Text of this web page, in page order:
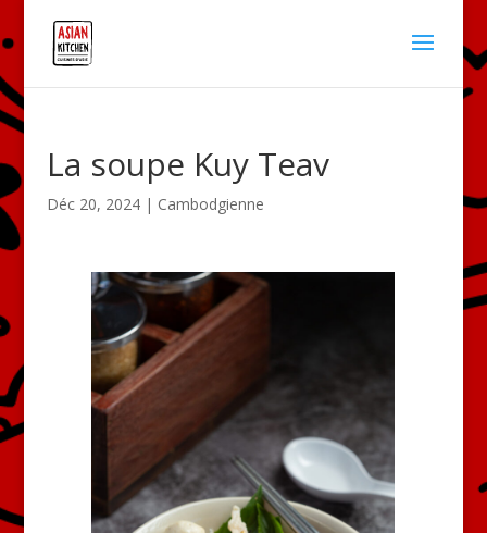
La soupe Kuy Teav
Déc 20, 2024| Cambodgienne